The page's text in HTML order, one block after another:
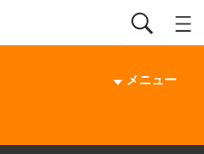
メニュー